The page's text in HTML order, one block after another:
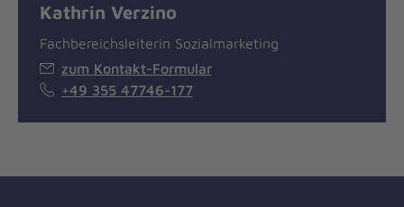
Kathrin Verzino
Fachbereichsleiterin Sozialmarketing
zum Kontakt-Formular
+49 355 47746-177